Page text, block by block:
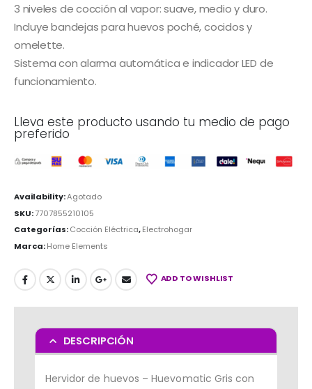
3 niveles de cocción al vapor: suave, medio y duro.
Incluye bandejas para huevos poché, cocidos y
omelette.
Sistema con alarma automática e indicador LED de
funcionamiento.
Lleva este producto usando tu medio de pago
preferido
Availability:Agotado
SKU:7707855210105
Categorías:Cocción Eléctrica,Electrohogar
Marca:Home Elements
ADD TO WISHLIST
DESCRIPCIÓN
Hervidor de huevos – Huevomatic Gris con